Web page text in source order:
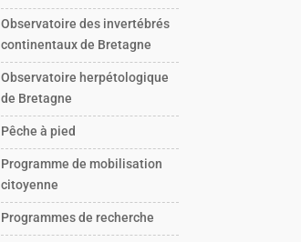
Observatoire des invertébrés
continentaux de Bretagne
Observatoire herpétologique
de Bretagne
Pêche à pied
Programme de mobilisation
citoyenne
Programmes de recherche